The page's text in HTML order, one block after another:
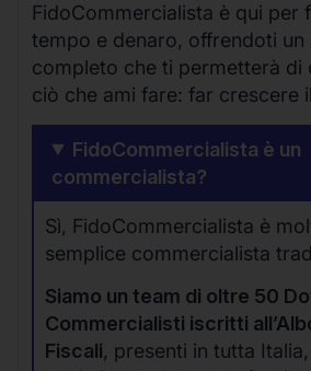
FidoCommercialista è qui per
tempo e denaro, offrendoti un
completo che ti permetterà di
ciò che ami fare: far crescere
FidoCommercialista è un
commercialista?
Sì, FidoCommercialista è
semplice commercialista
Siamo un team di oltre 50
Commercialisti iscritti
Fiscali, presenti in tutta